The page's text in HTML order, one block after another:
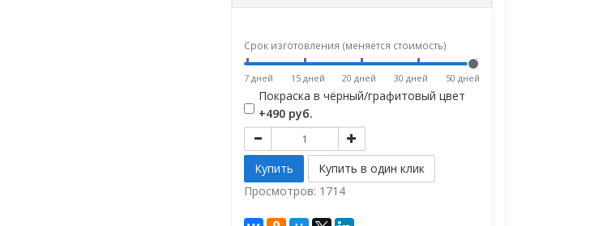
Срок изготовления (меняется стоимость)
7 дней 15 дней 20 дней 30 дней 50 дней
Покраска в чёрный/графитовый цвет
+490 руб.
Просмотров: 1714